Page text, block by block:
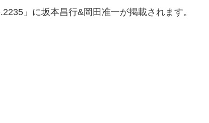
」に坂本昌行&岡田准一が掲載されます。